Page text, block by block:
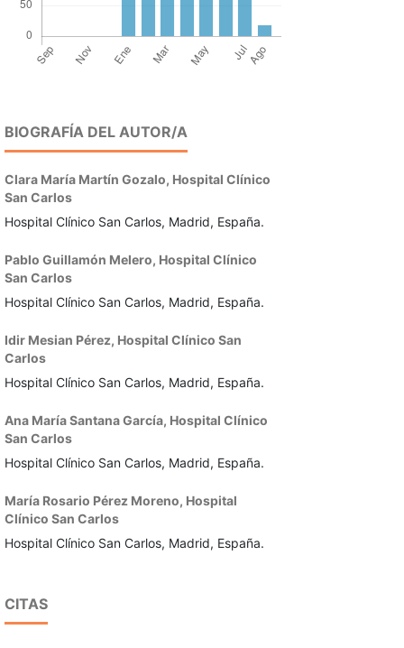
BIOGRAFÍA DEL AUTOR/A
Clara María Martín Gozalo, Hospital Clínico
San Carlos
Hospital Clínico San Carlos, Madrid, España.
Pablo Guillamón Melero, Hospital Clínico
San Carlos
Hospital Clínico San Carlos, Madrid, España.
Idir Mesian Pérez, Hospital Clínico San
Carlos
Hospital Clínico San Carlos, Madrid, España.
Ana María Santana García, Hospital Clínico
San Carlos
Hospital Clínico San Carlos, Madrid, España.
María Rosario Pérez Moreno, Hospital
Clínico San Carlos
Hospital Clínico San Carlos, Madrid, España.
CITAS